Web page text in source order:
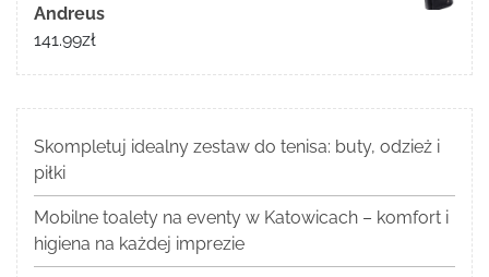
Andreus
141.99zł
Skompletuj idealny zestaw do tenisa: buty, odzież i
piłki
Mobilne toalety na eventy w Katowicach – komfort i
higiena na każdej imprezie